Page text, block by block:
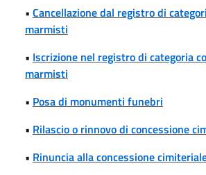
• Cancellazione dal registro di
marmisti
• Iscrizione nel registro di categoria
marmisti
• Posa di monumenti funebri
• Rilascio o rinnovo di concessione
• Rinuncia alla concessione